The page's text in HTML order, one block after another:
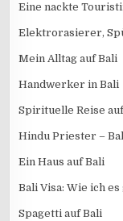
Eine nackte
Elektrorasierer,
Mein Alltag auf Bali
Handwerker in Bali
Spirituelle Reise
Hindu Priester –
Ein Haus auf Bali
Bali Visa: Wie ich
Spagetti auf Bali